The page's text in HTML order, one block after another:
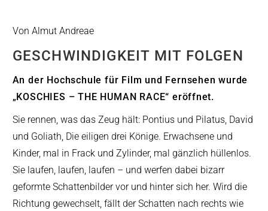
Von Almut Andreae
GESCHWINDIGKEIT MIT FOLGEN
An der Hochschule für Film und Fernsehen wurde
„KOSCHIES – THE HUMAN RACE“ eröffnet.
Sie rennen, was das Zeug hält: Pontius und Pilatus, David
und Goliath, Die eiligen drei Könige. Erwachsene und
Kinder, mal in Frack und Zylinder, mal gänzlich hüllenlos.
Sie laufen, laufen, laufen – und werfen dabei bizarr
geformte Schattenbilder vor und hinter sich her. Wird die
Richtung gewechselt, fällt der Schatten nach rechts wie